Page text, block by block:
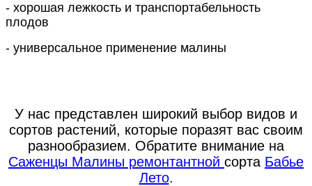
- хорошая лежкость и транспортабельность
плодов
- универсальное применение малины
У нас представлен широкий выбор видов и
сортов растений, которые поразят вас своим
разнообразием. Обратите внимание на
Саженцы Малины ремонтантной сорта Бабье
Лето.